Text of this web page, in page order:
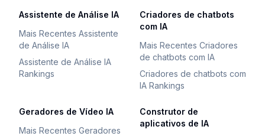
Assistente de Análise IA
Mais Recentes Assistente
de Análise IA
Assistente de Análise IA
Rankings
Criadores de chatbots
com IA
Mais Recentes Criadores
de chatbots com IA
Criadores de chatbots com
IA Rankings
Geradores de Vídeo IA
Mais Recentes Geradores
Construtor de
aplicativos de IA